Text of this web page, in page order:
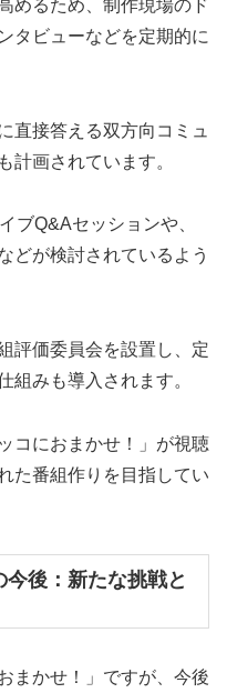
めるため、制作現場のド
タビューなどを定期的に
直接答える双方向コミュ
計画されています。
ブQ&Aセッションや、
どが検討されているよう
評価委員会を設置し、定
組みも導入されます。
コにおまかせ！」が視聴
た番組作りを目指してい
今後：新たな挑戦と
まかせ！」ですが、今後